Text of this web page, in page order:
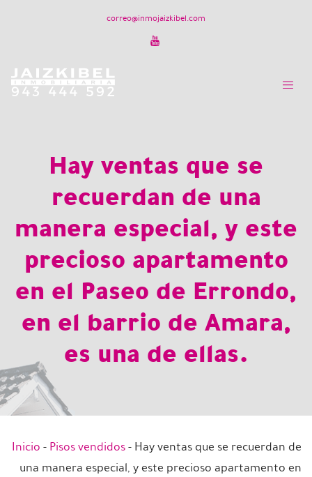
correo@inmojaizkibel.com
Hay ventas que se
recuerdan de una
manera especial, y este
precioso apartamento
en el Paseo de Errondo,
en el barrio de Amara,
es una de ellas.
Inicio - Pisos vendidos- Hay ventas que se recuerdan de
una manera especial, y este precioso apartamento en